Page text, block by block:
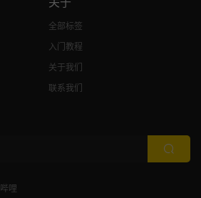
全部标签
入门教程
关于我们
联系我们
哩